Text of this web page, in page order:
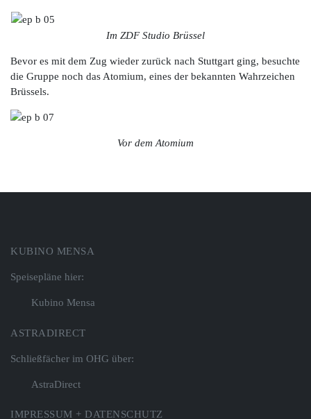
Im ZDF Studio Brüssel
Bevor es mit dem Zug wieder zurück nach Stuttgart ging, besuchte
die Gruppe noch das Atomium, eines der bekannten Wahrzeichen
Brüssels.
Vor dem Atomium
KUBINO MENSA
Speisepläne hier:
Kubino Mensa
ASTRADIRECT
Schließfächer im OHG über:
AstraDirect
IMPRESSUM + DATENSCHUTZ